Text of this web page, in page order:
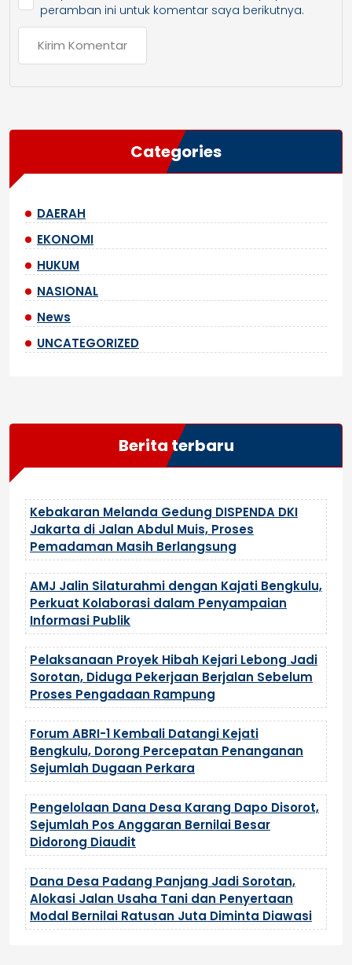
peramban ini untuk komentar saya berikutnya.
Categories
DAERAH
EKONOMI
HUKUM
NASIONAL
News
UNCATEGORIZED
Berita terbaru
Kebakaran Melanda Gedung DISPENDA DKI
Jakarta di Jalan Abdul Muis, Proses
Pemadaman Masih Berlangsung
AMJ Jalin Silaturahmi dengan Kajati Bengkulu,
Perkuat Kolaborasi dalam Penyampaian
Informasi Publik
Pelaksanaan Proyek Hibah Kejari Lebong Jadi
Sorotan, Diduga Pekerjaan Berjalan Sebelum
Proses Pengadaan Rampung
Forum ABRI-1 Kembali Datangi Kejati
Bengkulu, Dorong Percepatan Penanganan
Sejumlah Dugaan Perkara
Pengelolaan Dana Desa Karang Dapo Disorot,
Sejumlah Pos Anggaran Bernilai Besar
Didorong Diaudit
Dana Desa Padang Panjang Jadi Sorotan,
Alokasi Jalan Usaha Tani dan Penyertaan
Modal Bernilai Ratusan Juta Diminta Diawasi